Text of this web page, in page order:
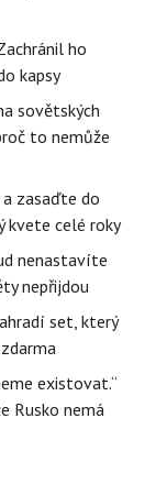
ho
kapsy
sovětských
to nemůže
zasaďte do
kvete celé roky
nenastavíte
nepřijdou
set, který
existovat.“
Rusko nemá